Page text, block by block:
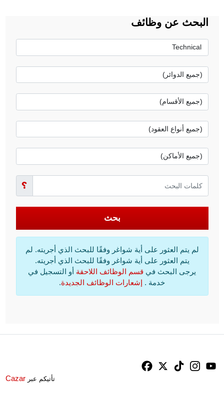
البحث عن وظائف
بحث
لم يتم العثور على أية شواغر وفقًا للبحث الذي أجريته. لم
يتم العثور على أية شواغر وفقًا للبحث الذي أجريته.
يرجى البحث في قسم الوظائف اللاحقة أو التسجيل في
خدمة . إشعارات الوظائف الجديدة.
Facebook X
TikTok
InstagramYouTube
تأتيكم عبرCazar